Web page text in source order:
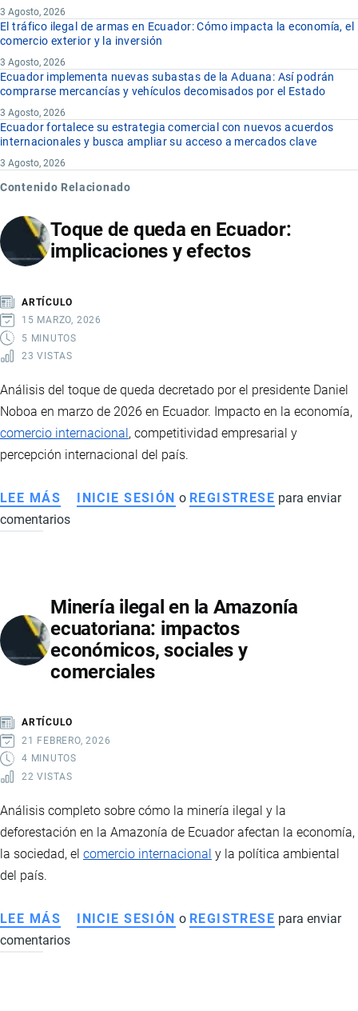
3 Agosto, 2026
El tráfico ilegal de armas en Ecuador: Cómo impacta la economía, el
comercio exterior y la inversión
3 Agosto, 2026
Ecuador implementa nuevas subastas de la Aduana: Así podrán
comprarse mercancías y vehículos decomisados por el Estado
3 Agosto, 2026
Ecuador fortalece su estrategia comercial con nuevos acuerdos
internacionales y busca ampliar su acceso a mercados clave
3 Agosto, 2026
Contenido Relacionado
Toque de queda en Ecuador:
implicaciones y efectos
ARTÍCULO
15 MARZO, 2026
5 MINUTOS
23 VISTAS
Análisis del toque de queda decretado por el presidente Daniel
Noboa en marzo de 2026 en Ecuador. Impacto en la economía,
comercio internacional , competitividad empresarial y
percepción internacional del país.
LEE MÁS SOBRE
TOQUE
ECUADOR:
IMPLICACIONES
Y
EFECTOS
INICIE SESIÓN o REGISTRESE para enviar
comentarios
Minería ilegal en la Amazonía
ecuatoriana: impactos
económicos, sociales y
comerciales
ARTÍCULO
21 FEBRERO, 2026
4 MINUTOS
22 VISTAS
Análisis completo sobre cómo la minería ilegal y la
deforestación en la Amazonía de Ecuador afectan la economía,
la sociedad, el comercio internacional y la política ambiental
del país.
LEE MÁS SOBRE
MINERÍA
INICIE SESIÓN o REGISTRESE para enviar
comentarios